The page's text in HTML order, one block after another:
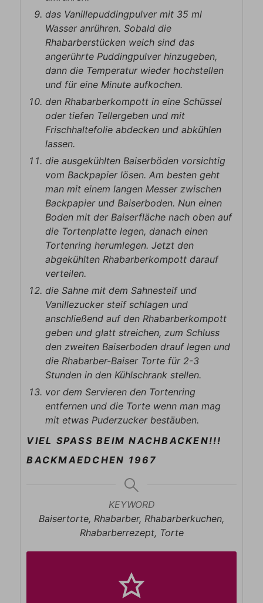
das Vanillepuddingpulver mit 35 ml
Wasser anrühren. Sobald die
Rhabarberstücken weich sind das
angerührte Puddingpulver hinzugeben,
dann die Temperatur wieder hochstellen
und für eine Minute aufkochen.
den Rhabarberkompott in eine Schüssel
oder tiefen Tellergeben und mit
Frischhaltefolie abdecken und abkühlen
lassen.
die ausgekühlten Baiserböden vorsichtig
vom Backpapier lösen. Am besten geht
man mit einem langen Messer zwischen
Backpapier und Baiserboden. Nun einen
Boden mit der Baiserfläche nach oben auf
die Tortenplatte legen, danach einen
Tortenring herumlegen. Jetzt den
abgekühlten Rhabarberkompott darauf
verteilen.
die Sahne mit dem Sahnesteif und
Vanillezucker steif schlagen und
anschließend auf den Rhabarberkompott
geben und glatt streichen, zum Schluss
den zweiten Baiserboden drauf legen und
die Rhabarber-Baiser Torte für 2-3
Stunden in den Kühlschrank stellen.
vor dem Servieren den Tortenring
entfernen und die Torte wenn man mag
mit etwas Puderzucker bestäuben.
VIEL SPASS BEIM NACHBACKEN!!!
BACKMAEDCHEN 1967
KEYWORD
Baisertorte, Rhabarber, Rhabarberkuchen,
Rhabarberrezept, Torte